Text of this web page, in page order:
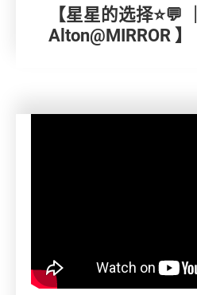
【星星的选择⭐💬 ｜
Alton@MIRROR 】